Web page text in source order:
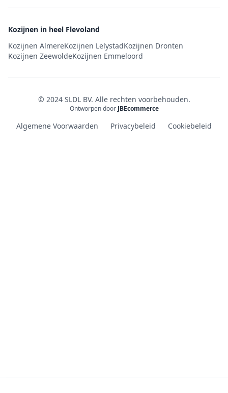
Kozijnen in heel Flevoland
Kozijnen AlmereKozijnen LelystadKozijnen Dronten
Kozijnen ZeewoldeKozijnen Emmeloord
© 2024 SLDL BV. Alle rechten voorbehouden.
Ontworpen door JBEcommerce
Algemene Voorwaarden Privacybeleid Cookiebeleid